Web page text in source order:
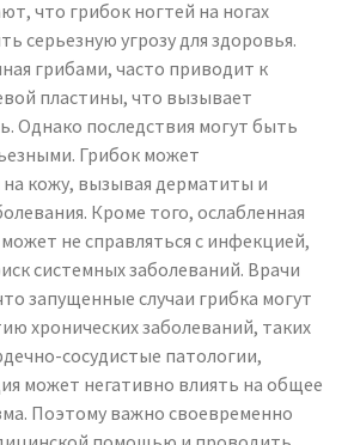
что грибок ногтей на ногах
серьезную угрозу для здоровья.
грибами, часто приводит к
пластины, что вызывает
Однако последствия могут быть
Грибок может
на кожу, вызывая дерматиты и
Кроме того, ослабленная
не справляться с инфекцией,
системных заболеваний. Врачи
запущенные случаи грибка могут
хронических заболеваний, таких
сосудистые патологии,
может негативно влиять на общее
Поэтому важно своевременно